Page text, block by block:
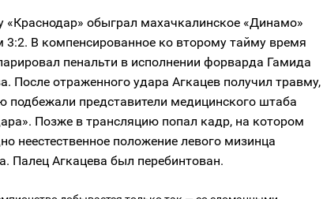
«Краснодар» обыграл махачкалинское «Динамо»
3:2. В компенсированное ко второму тайму время
пенальти в исполнении форварда Гамида
После отраженного удара Агкацев получил травму,
подбежали представители медицинского штаба
Позже в трансляцию попал кадр, на котором
неестественное положение левого мизинца
Палец Агкацева был перебинтован.